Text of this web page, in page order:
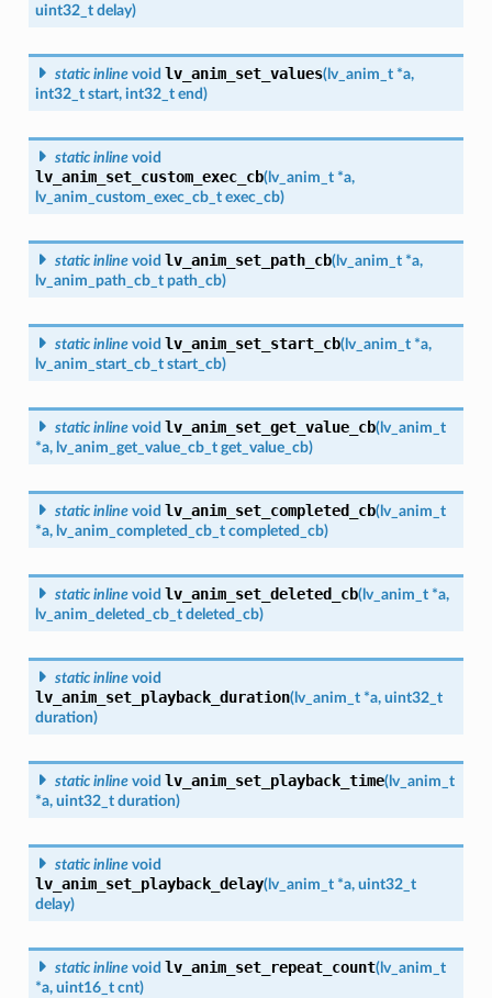
uint32_t delay)
static inline void lv_anim_set_values(lv_anim_t *a,
int32_t start, int32_t end)
static inline void
lv_anim_set_custom_exec_cb(lv_anim_t *a,
lv_anim_custom_exec_cb_t exec_cb)
static inline void lv_anim_set_path_cb(lv_anim_t *a,
lv_anim_path_cb_t path_cb)
static inline void lv_anim_set_start_cb(lv_anim_t *a,
lv_anim_start_cb_t start_cb)
static inline void lv_anim_set_get_value_cb(lv_anim_t
*a, lv_anim_get_value_cb_t get_value_cb)
static inline void lv_anim_set_completed_cb(lv_anim_t
*a, lv_anim_completed_cb_t completed_cb)
static inline void lv_anim_set_deleted_cb(lv_anim_t *a,
lv_anim_deleted_cb_t deleted_cb)
static inline void
lv_anim_set_playback_duration(lv_anim_t *a, uint32_t
duration)
static inline void lv_anim_set_playback_time(lv_anim_t
*a, uint32_t duration)
static inline void
lv_anim_set_playback_delay(lv_anim_t *a, uint32_t
delay)
static inline void lv_anim_set_repeat_count(lv_anim_t
*a, uint16_t cnt)